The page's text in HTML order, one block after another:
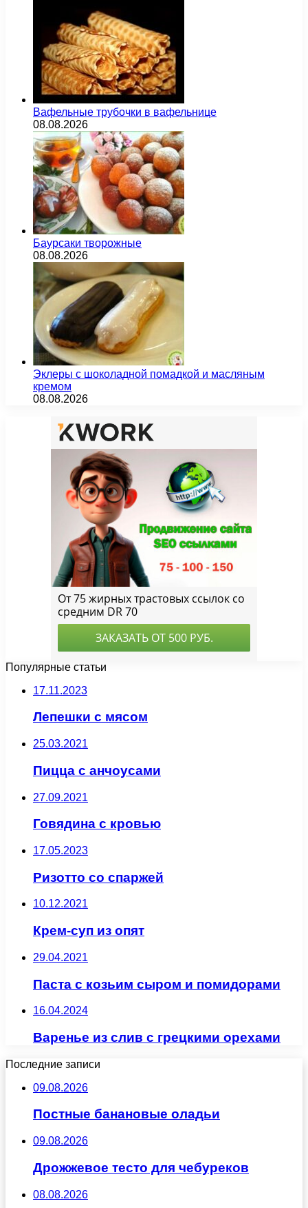
Вафельные трубочки в вафельнице
08.08.2026
Баурсаки творожные
08.08.2026
Эклеры с шоколадной помадкой и масляным
кремом
08.08.2026
Популярные статьи
17.11.2023
Лепешки с мясом
25.03.2021
Пицца с анчоусами
27.09.2021
Говядина с кровью
17.05.2023
Ризотто со спаржей
10.12.2021
Крем-суп из опят
29.04.2021
Паста с козьим сыром и помидорами
16.04.2024
Варенье из слив с грецкими орехами
Последние записи
09.08.2026
Постные банановые оладьи
09.08.2026
Дрожжевое тесто для чебуреков
08.08.2026